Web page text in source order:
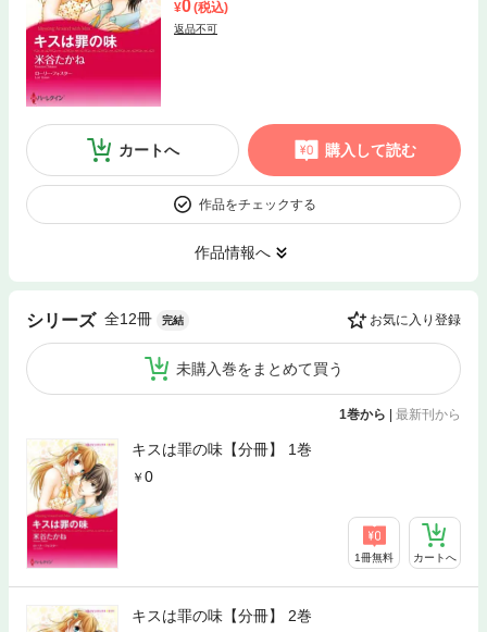
0(税込)
返品不可
カートへ 購入して読む
作品をチェックする
作品情報へ
シリーズ 全12冊 完結 お気に入り登録
未購入巻をまとめて買う
1巻から | 最新刊から
キスは罪の味【分冊】 1巻
0
1冊無料 カートへ
キスは罪の味【分冊】 2巻